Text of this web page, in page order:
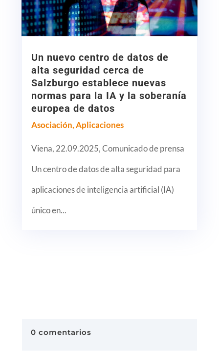
Un nuevo centro de datos de
alta seguridad cerca de
Salzburgo establece nuevas
normas para la IA y la soberanía
europea de datos
Asociación,Aplicaciones
Viena, 22.09.2025, Comunicado de prensa
Un centro de datos de alta seguridad para
aplicaciones de inteligencia artificial (IA)
único en...
0 comentarios